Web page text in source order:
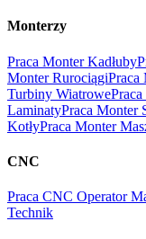
Monterzy
Praca Monter Kadłuby
Monter RurociągiPraca
Turbiny Wiatrowe
LaminatyPraca Monter
KotłyPraca Monter
CNC
Praca CNC Operator
Technik